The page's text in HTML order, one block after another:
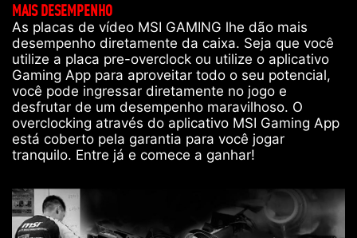
MAIS DESEMPENHO
As placas de vídeo MSI GAMING lhe dão mais
desempenho diretamente da caixa. Seja que você
utilize a placa pre-overclock ou utilize o aplicativo
Gaming App para aproveitar todo o seu potencial,
você pode ingressar diretamente no jogo e
desfrutar de um desempenho maravilhoso. O
overclocking através do aplicativo MSI Gaming App
está coberto pela garantia para você jogar
tranquilo. Entre já e comece a ganhar!